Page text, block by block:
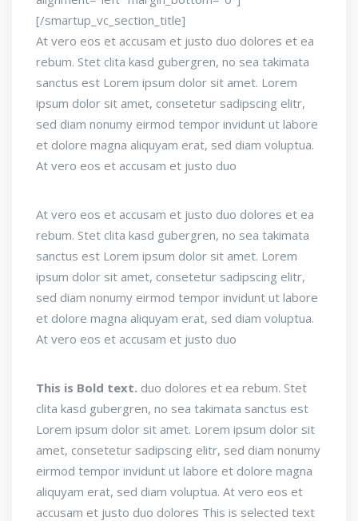
[/smartup_vc_section_title]
At vero eos et accusam et justo duo dolores et ea
rebum. Stet clita kasd gubergren, no sea takimata
sanctus est Lorem ipsum dolor sit amet. Lorem
ipsum dolor sit amet, consetetur sadipscing elitr,
sed diam nonumy eirmod tempor invidunt ut labore
et dolore magna aliquyam erat, sed diam voluptua.
At vero eos et accusam et justo duo
At vero eos et accusam et justo duo dolores et ea
rebum. Stet clita kasd gubergren, no sea takimata
sanctus est Lorem ipsum dolor sit amet. Lorem
ipsum dolor sit amet, consetetur sadipscing elitr,
sed diam nonumy eirmod tempor invidunt ut labore
et dolore magna aliquyam erat, sed diam voluptua.
At vero eos et accusam et justo duo
This is Bold text. duo dolores et ea rebum. Stet
clita kasd gubergren, no sea takimata sanctus est
Lorem ipsum dolor sit amet. Lorem ipsum dolor sit
amet, consetetur sadipscing elitr, sed diam nonumy
eirmod tempor invidunt ut labore et dolore magna
aliquyam erat, sed diam voluptua. At vero eos et
accusam et justo duo dolores This is selected text